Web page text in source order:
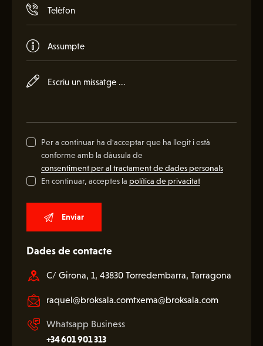
Per a continuar ha d'acceptar que ha llegit i està
conforme amb la clàusula de
consentiment per al tractament de dades personals
En continuar, acceptes la política de privacitat
Dades de contacte
C/ Girona, 1, 43830 Torredembarra, Tarragona
raquel@broksala.comtxema@broksala.com
Whatsapp Business
+34 601 901 313